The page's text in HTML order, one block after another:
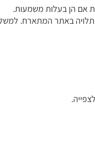
אם הן בעלות משמעות.